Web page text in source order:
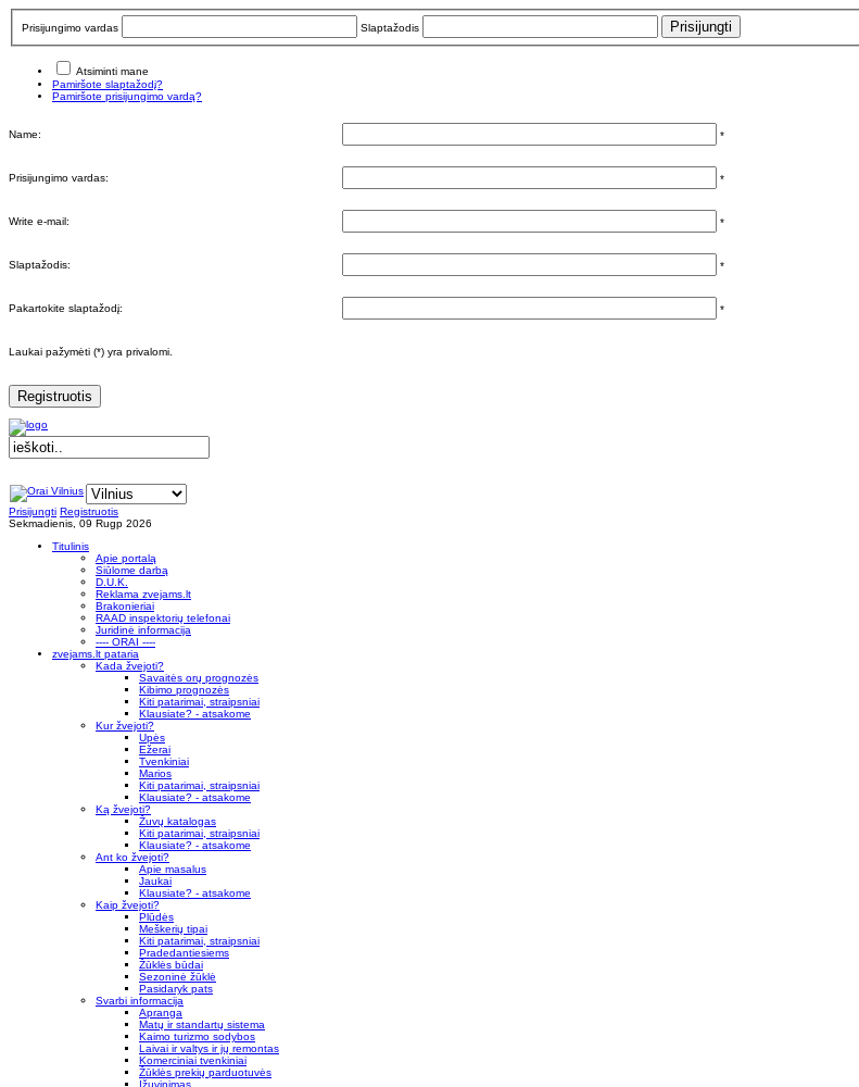
Prisijungimo vardas Slaptažodis
Atsiminti mane
Pamiršote slaptažodį?
Pamiršote prisijungimo vardą?
Name: *
Prisijungimo vardas: *
Write e-mail: *
Slaptažodis: *
Pakartokite slaptažodį: *
Laukai pažymėti (*) yra privalomi.
Registruotis
Prisijungti Registruotis
Sekmadienis, 09 Rugp 2026
Titulinis
Apie portalą
Siūlome darbą
D.U.K.
Reklama zvejams.lt
Brakonieriai
RAAD inspektorių telefonai
Juridinė informacija
---- ORAI ----
zvejams.lt pataria
Kada žvejoti?
Savaitės orų prognozės
Kibimo prognozės
Kiti patarimai, straipsniai
Klausiate? - atsakome
Kur žvejoti?
Upės
Ežerai
Tvenkiniai
Marios
Kiti patarimai, straipsniai
Klausiate? - atsakome
Ką žvejoti?
Žuvų katalogas
Kiti patarimai, straipsniai
Klausiate? - atsakome
Ant ko žvejoti?
Apie masalus
Jaukai
Klausiate? - atsakome
Kaip žvejoti?
Plūdės
Meškerių tipai
Kiti patarimai, straipsniai
Pradedantiesiems
Žūklės būdai
Sezoninė žūklė
Pasidaryk pats
Svarbi informacija
Apranga
Matų ir standartų sistema
Kaimo turizmo sodybos
Laivai ir valtys ir jų remontas
Komerciniai tvenkiniai
Žūklės prekių parduotuvės
Įžuvinimas